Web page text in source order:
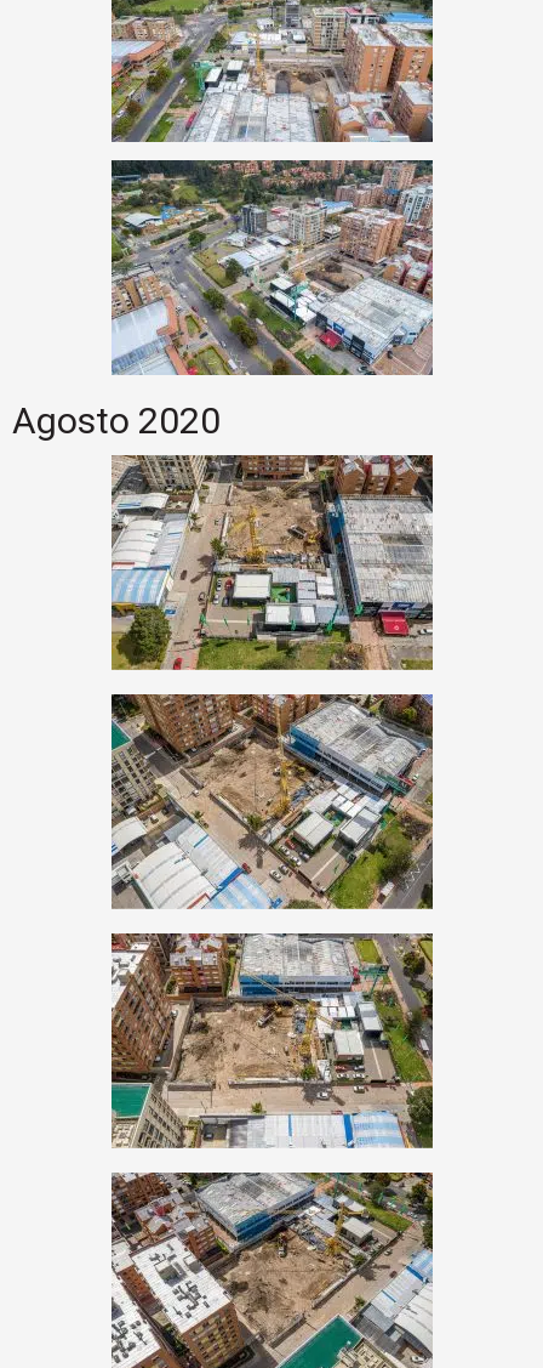
Agosto 2020